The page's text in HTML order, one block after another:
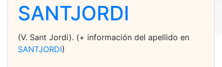
SANTJORDI
(V. Sant Jordi). (+ información del apellido en
SANTJORDI)